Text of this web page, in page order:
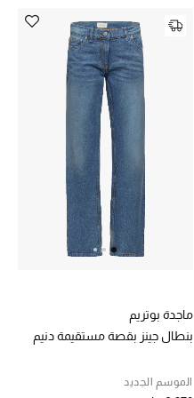
ماجدة بوتريم
بنطال جينز بقصة مستقيمة دنيم
الموسم الجديد